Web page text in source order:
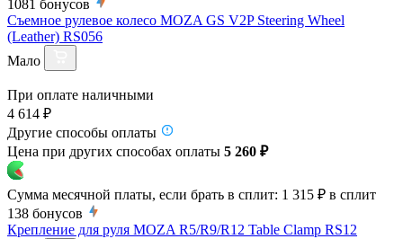
1081 бонусов
Съемное рулевое колесо MOZA GS V2P Steering Wheel
(Leather) RS056
Мало
При оплате наличными
4 614 ₽
Другие способы оплаты
Цена при других способах оплаты 5 260 ₽
Сумма месячной платы, если брать в сплит: 1 315 ₽ в сплит
138 бонусов
Крепление для руля MOZA R5/R9/R12 Table Clamp RS12